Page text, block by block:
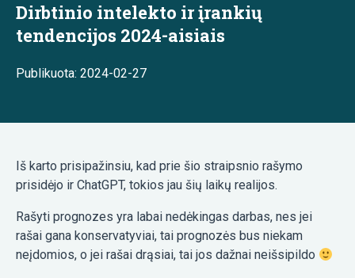
Dirbtinio intelekto ir įrankių
tendencijos 2024-aisiais
Publikuota: 2024-02-27
Iš karto prisipažinsiu, kad prie šio straipsnio rašymo
prisidėjo ir ChatGPT, tokios jau šių laikų realijos.
Rašyti prognozes yra labai nedėkingas darbas, nes jei
rašai gana konservatyviai, tai prognozės bus niekam
neįdomios, o jei rašai drąsiai, tai jos dažnai neišsipildo